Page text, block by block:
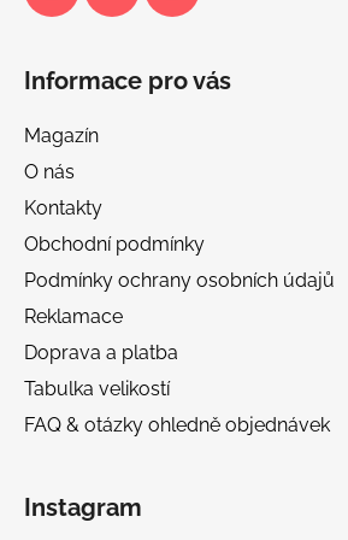
Informace pro vás
Magazín
O nás
Kontakty
Obchodní podmínky
Podmínky ochrany osobních údajů
Reklamace
Doprava a platba
Tabulka velikostí
FAQ & otázky ohledně objednávek
Instagram